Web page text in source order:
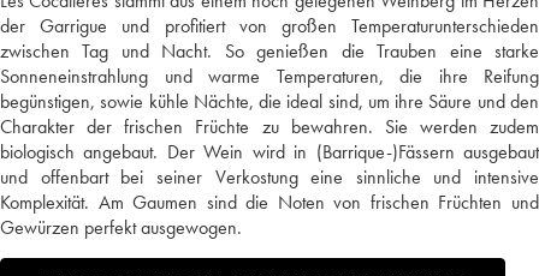
der Garrigue und profitiert von großen Temperaturunterschieden
zwischen Tag und Nacht. So genießen die Trauben eine starke
Sonneneinstrahlung und warme Temperaturen, die ihre Reifung
begünstigen, sowie kühle Nächte, die ideal sind, um ihre Säure und den
Charakter der frischen Früchte zu bewahren. Sie werden zudem
biologisch angebaut. Der Wein wird in (Barrique-)Fässern ausgebaut
und offenbart bei seiner Verkostung eine sinnliche und intensive
Komplexität. Am Gaumen sind die Noten von frischen Früchten und
Gewürzen perfekt ausgewogen.